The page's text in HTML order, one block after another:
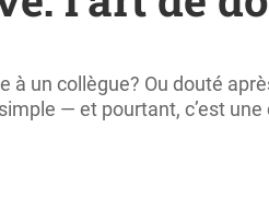
un collègue? Ou douté
— et pourtant, c’est